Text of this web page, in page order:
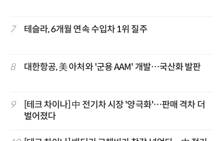
7 테슬라, 6개월 연속 수입차 1위 질주
8 대한항공, 美 아처와 '군용 AAM' 개발…국산화 발판
9
[테크 차이나] 中 전기차 시장 '양극화'…판매 격차 더
벌어졌다